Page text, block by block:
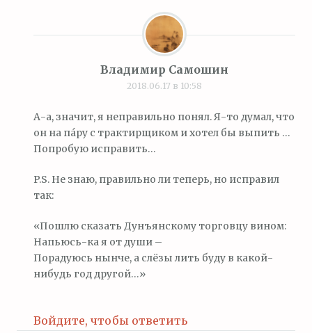
Владимир Самошин
2018.06.17 в 10:58
А-а, значит, я неправильно понял. Я-то думал, что
он на па́ру с трактирщиком и хотел бы выпить …
Попробую исправить…
P.S. Не знаю, правильно ли теперь, но исправил
так:
«Пошлю сказать Дунъянскому торговцу вином:
Напьюсь-ка я от души –
Порадуюсь нынче, а слёзы лить буду в какой-
нибудь год другой…»
Войдите, чтобы ответить